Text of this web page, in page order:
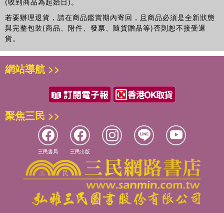
全書十六章分為四大篇章，構成一條從零到實戰的學習路線。
基礎篇帶你熟悉介面操作，完成第一個 Todo List 專案；核心
篇深入 Agent Manager 多代理協作、Editor 的 Tab 補全與
Command 指令、Rules 與 Workflows 自訂規則，以及
自動化、Artifacts 產出物機制，以及 MCP 工具整合生態――
從資料庫、專案管理到設計工具，一次掌握。每一章都搭配大
量截圖與逐步操作指引，建議你邊讀邊做，這是上手最快的方
學工具最怕停在「知道」卻「做不到」。本書特別規劃了兩個
完整實戰專案，幫你把所有功能融會貫通。第一個專案是
Python 電商後台 ShopAdmin，整合 Rules、Workflows、
MCP 和 Browser Subagent，帶你體驗用單一 Agent 從零建
構全端應用的完整流程。第二個專案是雲端 Markdown 編輯
器 CloudMD，以多個 Conversation 分工協作的方式開發，
這本書的結構
全書分為四個部分：
• 基礎入門（第0-4 章）：安裝設定、基本操作、Context 管理
• 核心功能（第5-9 章）：Rules、Workflows、Skills、Prompts、
Hooks
• 進階應用（第10-13 章）：MCP、Vision、Browser Control、
Subagent
• 實戰專案（第14-15 章）：電商後台、多Agent 協作開發雲端編輯
建議邊讀邊做。AI 工具的使用經驗很難透過文字傳達，你需要親自
體驗和AI 來回對話的過程。
這本書寫於2026 年初，AI 工具演進很快，某些內容可能隨版本更
新而改變，請同時參考官方文件。
軟體開發的方式正在改變。這不是「AI 會不會取代程式設計師」的
問題，而是「你願不願意學習新工具」的問題。
準備好了嗎？讓我們開始。
▌第2 章 快速入門
2-1 基本介面導覽
2-2 Agent 系統介紹
2-5 執行簡單任務
2-8 開發環境必裝軟體
2-9 本章小結
▌第3 章 第一個完整專案實戰
3-1 專案目標
3-2 使用Planning Mode 開始專案
3-3 查看Implementation Plan
3-5 使用Browser Subagent 測試
若要辦理退貨，請在商品鑑賞期內寄回，且商品必須是全新狀態
與完整包裝(商品、附件、發票、隨貨贈品等)否則恕不接受退
貨。
網站導航 >>
聚焦三民 >>
三民書局 三民出版